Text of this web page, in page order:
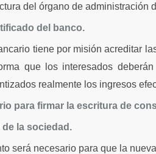
del órgano de administración
del banco.
tiene por misión acreditar
que los interesados
realmente los ingresos
para firmar la escritura de
la sociedad.
será necesario para que la